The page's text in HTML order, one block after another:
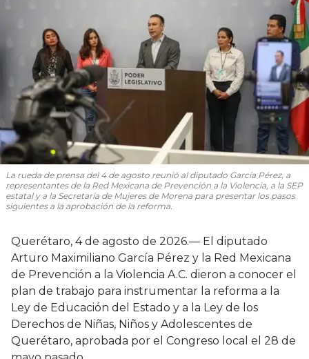
La rueda de prensa del 4 de agosto reunió al diputado García Pérez, a
representantes de la Red Mexicana de Prevención a la Violencia, a la SEP
estatal y a la Secretaría de Mujeres de Morena para presentar los pasos
siguientes a la aprobación de la reforma.
Querétaro, 4 de agosto de 2026.— El diputado
Arturo Maximiliano García Pérez y la Red Mexicana
de Prevención a la Violencia A.C. dieron a conocer el
plan de trabajo para instrumentar la reforma a la
Ley de Educación del Estado y a la Ley de los
Derechos de Niñas, Niños y Adolescentes de
Querétaro, aprobada por el Congreso local el 28 de